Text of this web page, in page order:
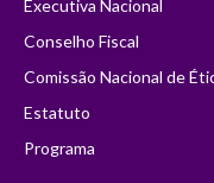
Executiva Nacional
Conselho Fiscal
Comissão Nacional de
Estatuto
Programa